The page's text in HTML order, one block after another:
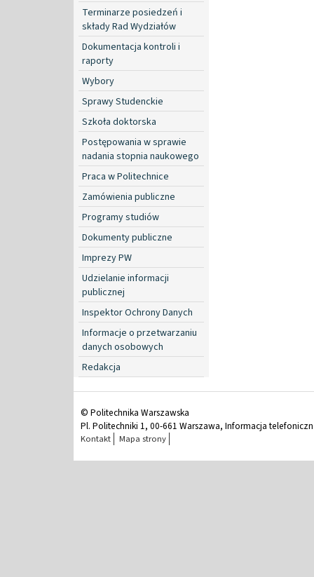
Terminarze posiedzeń i
składy Rad Wydziałów
Dokumentacja kontroli i
raporty
Wybory
Sprawy Studenckie
Szkoła doktorska
Postępowania w sprawie
nadania stopnia naukowego
Praca w Politechnice
Zamówienia publiczne
Programy studiów
Dokumenty publiczne
Imprezy PW
Udzielanie informacji
publicznej
Inspektor Ochrony Danych
Informacje o przetwarzaniu
danych osobowych
Redakcja
© Politechnika Warszawska
Pl. Politechniki 1, 00-661 Warszawa, Informacja
Kontakt Mapa strony